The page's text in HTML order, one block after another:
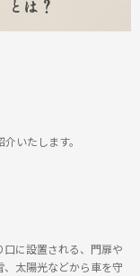
とは？
いたします。
に設置される、門扉や
太陽光などから車を守